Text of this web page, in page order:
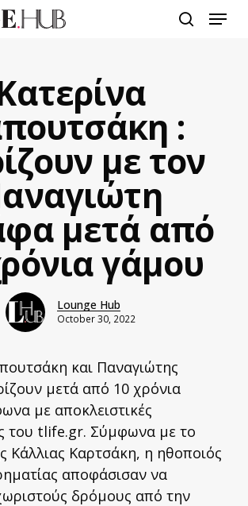
Menu
:
με τον
μετά από
γάμου
Lounge Hub
October 30, 2022
και Παναγιώτης
μετά από 10 χρόνια
με αποκλειστικές
του tlife.gr. Σύμφωνα με το
Κάλλιας Καρτσάκη, η ηθοποιός
αποφάσισαν να
δρόμους από την